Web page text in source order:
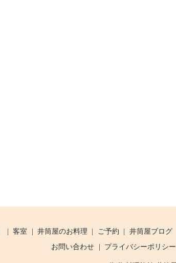
客室 井筒屋のお料理 ご予約 井筒屋ブログ
お問い合わせ
プライバシーポリシー